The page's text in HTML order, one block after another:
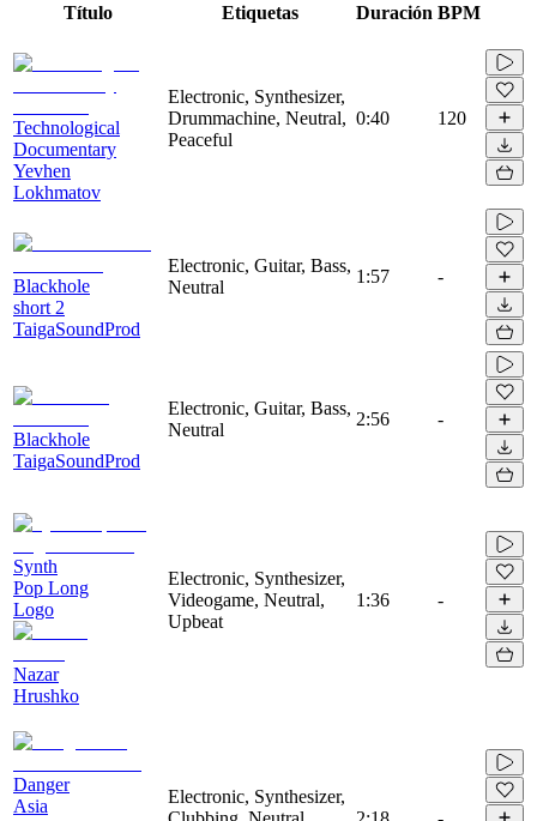
Título Etiquetas Duración BPM
Technological
Documentary
Yevhen
Lokhmatov
Electronic, Synthesizer,
Drummachine, Neutral,
Peaceful
0:40 120
Blackhole
short 2
TaigaSoundProd
Electronic, Guitar, Bass,
Neutral
1:57 -
Blackhole
TaigaSoundProd
Electronic, Guitar, Bass,
Neutral
2:56 -
Synth
Pop Long
Logo
Nazar
Hrushko
Electronic, Synthesizer,
Videogame, Neutral,
Upbeat
1:36 -
Danger
Asia
Electronic, Synthesizer,